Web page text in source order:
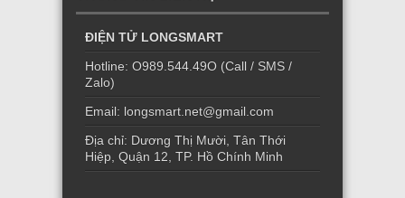
ĐIỆN TỬ LONGSMART
Hotline: O989.544.49O (Call / SMS /
Zalo)
Email: longsmart.net@gmail.com
Địa chỉ: Dương Thị Mười, Tân Thới
Hiệp, Quận 12, TP. Hồ Chính Minh